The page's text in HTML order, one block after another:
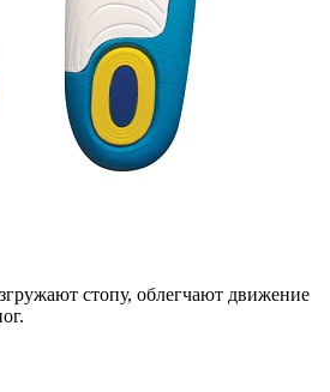
стопу, облегчают движение